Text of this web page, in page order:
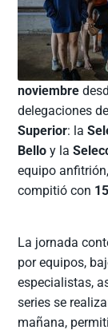
noviembre
delegaciones
Superior: la
Bello y la
equipo
compitió con
La jornada
por equipos,
especialistas,
series se
mañana,